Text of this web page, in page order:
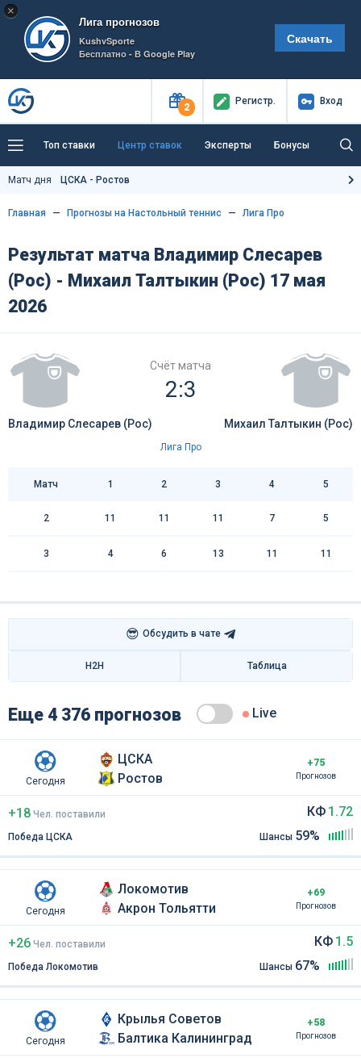
×
Лига прогнозов
KushvSporte
Бесплатно - В Google Play
Скачать
2
Регистр. Вход
Топ ставки Центр ставок Эксперты Бонусы
Тренды Букмекеры
Как тут заработать?
Матч дня ЦСКА - Ростов
Главная Прогнозы на Настольный теннис Лига Про
Результат матча Владимир Слесарев
(Рос) - Михаил Талтыкин (Рос) 17 мая
2026
Счёт матча
2:3
Владимир Слесарев (Рос) Михаил Талтыкин (Рос)
Лига Про
Матч 1 2 3 4 5
2 11 11 11 7 5
3 4 6 13 11 11
😎 Обсудить в чате
H2H Таблица
Еще 4 376 прогнозов Live
Сегодня
ЦСКА
Ростов
+75
Прогнозов
+18 Чел поставили
Победа ЦСКА
КФ 1.72
Шансы 59%
Сегодня
Локомотив
Акрон Тольятти
+69
Прогнозов
+26 Чел поставили
Победа Локомотив
КФ 1.5
Шансы 67%
Сегодня
Крылья Советов
Балтика Калининград
+58
Прогнозов